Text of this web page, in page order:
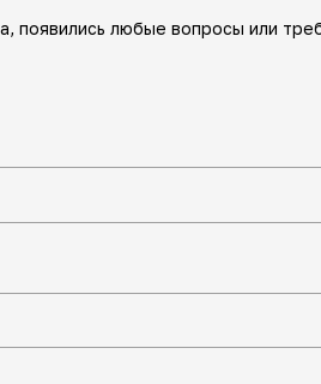
появились любые вопросы или